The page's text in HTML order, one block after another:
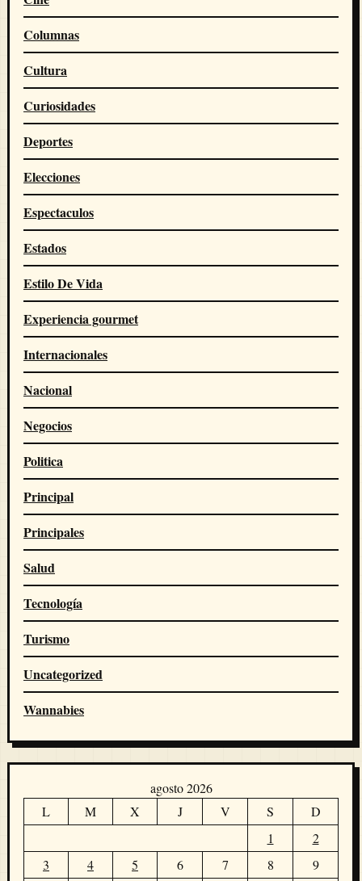
Columnas
Cultura
Curiosidades
Deportes
Elecciones
Espectaculos
Estados
Estilo De Vida
Experiencia gourmet
Internacionales
Nacional
Negocios
Politica
Principal
Principales
Salud
Tecnología
Turismo
Uncategorized
Wannabies
agosto 2026
L
M X J V S
D
1
2
3
4 5 6 7 8
9